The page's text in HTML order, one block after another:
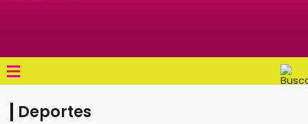
≡
Deportes